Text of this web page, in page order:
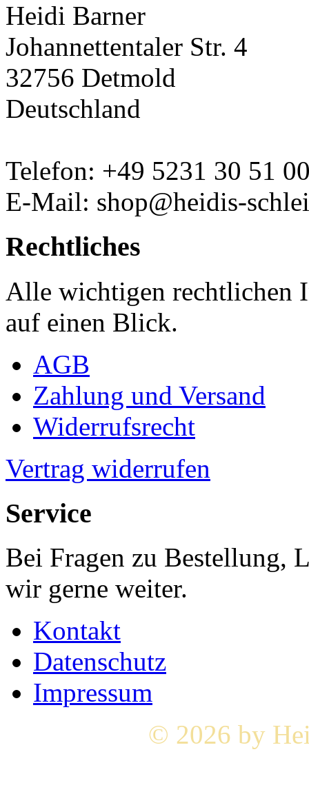
Heidi Barner
Johannettentaler Str. 4
32756 Detmold
Deutschland
Telefon: +49 5231 30 51
E-Mail: shop@heidis-
Rechtliches
Alle wichtigen rechtlichen
auf einen Blick.
AGB
Zahlung und Versand
Widerrufsrecht
Vertrag widerrufen
Service
Bei Fragen zu Bestellung,
wir gerne weiter.
Kontakt
Datenschutz
Impressum
© 2026 by